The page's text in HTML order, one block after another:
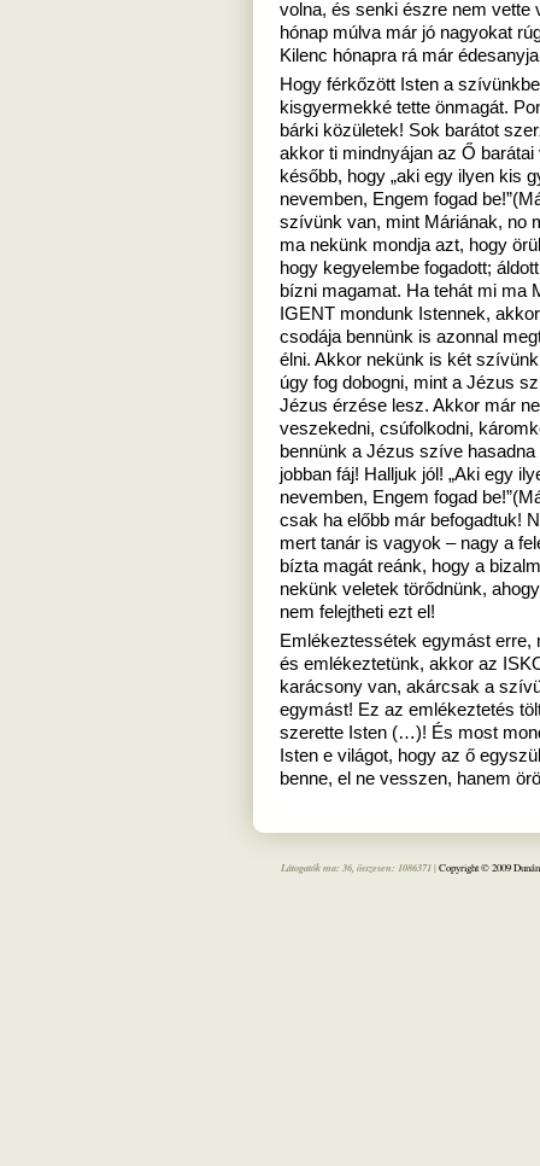
volna, és senki észre nem vette
hónap múlva már jó nagyokat
Kilenc hónapra rá már
Hogy férkőzött Isten a
kisgyermekké tette önmagát.
bárki közületek! Sok barátot
akkor ti mindnyájan az Ő
később, hogy „aki egy ilyen kis
nevemben, Engem fogad
szívünk van, mint Máriának, no
ma nekünk mondja azt, hogy
hogy kegyelembe fogadott;
bízni magamat. Ha tehát mi ma
IGENT mondunk Istennek,
csodája bennünk is azonnal
élni. Akkor nekünk is két
úgy fog dobogni, mint a Jézus
Jézus érzése lesz. Akkor már
veszekedni, csúfolkodni,
bennünk a Jézus szíve
jobban fáj! Halljuk jól! „Aki egy
nevemben, Engem fogad
csak ha előbb már befogadtuk!
mert tanár is vagyok – nagy a
bízta magát reánk, hogy a
nekünk veletek törődnünk,
nem felejtheti ezt el!
Emlékeztessétek egymást
és emlékeztetünk, akkor az
karácsony van, akárcsak a
egymást! Ez az emlékeztetés
szerette Isten (…)! És most
Isten e világot, hogy az ő
benne, el ne vesszen, hanem
Látogatók ma: 36, összesen: 1086371 |Copyright © 2009